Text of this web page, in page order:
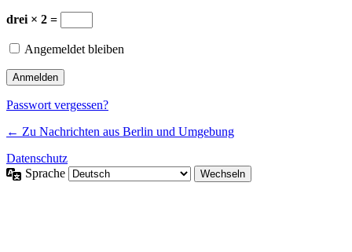
drei × 2 =
Angemeldet bleiben
Passwort vergessen?
← Zu Nachrichten aus Berlin und Umgebung
Datenschutz
Sprache